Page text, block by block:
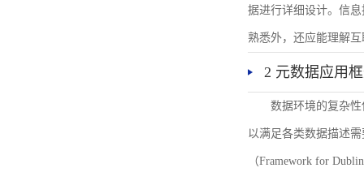
据进行详细设计。信
熟悉外，还应能理解
2 元数据应用
数据环境的复杂
以满足各类数据描述
（Framework for